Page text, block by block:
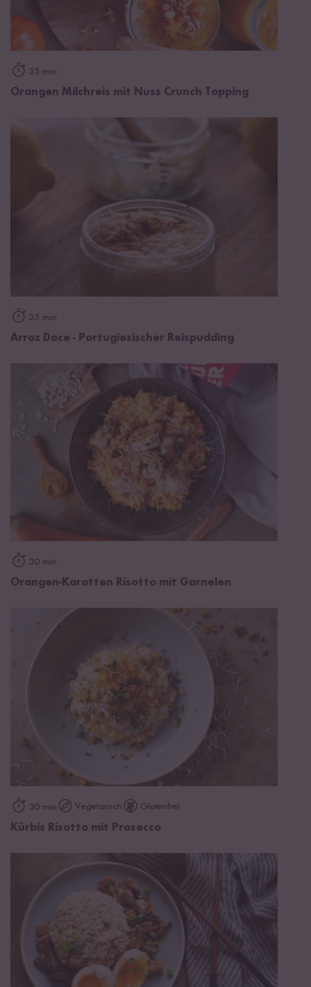
35 min
Orangen Milchreis mit Nuss Crunch Topping
35 min
Arroz Doce - Portugiesischer Reispudding
30 min
Orangen-Karotten Risotto mit Garnelen
30 min Vegetarisch Glutenfrei
Kürbis Risotto mit Prosecco